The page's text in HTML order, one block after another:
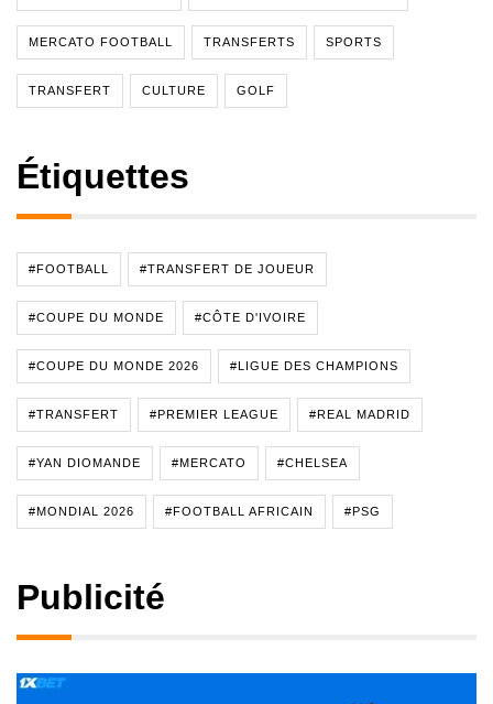
MERCATO FOOTBALL TRANSFERTS SPORTS
TRANSFERT CULTURE GOLF
Étiquettes
#FOOTBALL #TRANSFERT DE JOUEUR
#COUPE DU MONDE #CÔTE D'IVOIRE
#COUPE DU MONDE 2026 #LIGUE DES CHAMPIONS
#TRANSFERT #PREMIER LEAGUE #REAL MADRID
#YAN DIOMANDE #MERCATO #CHELSEA
#MONDIAL 2026 #FOOTBALL AFRICAIN #PSG
Publicité